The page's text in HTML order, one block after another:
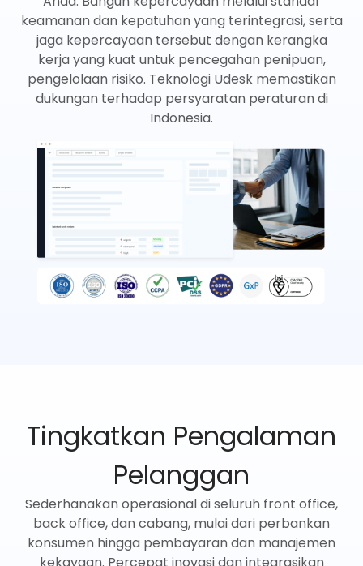
keamanan dan kepatuhan yang terintegrasi, serta
jaga kepercayaan tersebut dengan kerangka
kerja yang kuat untuk pencegahan penipuan,
pengelolaan risiko. Teknologi Udesk memastikan
dukungan terhadap persyaratan peraturan di
Indonesia.
Tingkatkan Pengalaman
Pelanggan
Sederhanakan operasional di seluruh front office,
back office, dan cabang, mulai dari perbankan
konsumen hingga pembayaran dan manajemen